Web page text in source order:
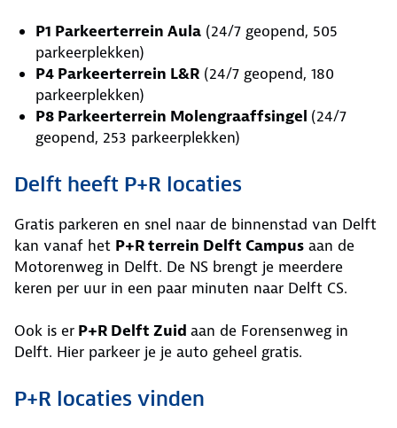
P1 Parkeerterrein Aula (24/7 geopend, 505
parkeerplekken)
P4 Parkeerterrein L&R (24/7 geopend, 180
parkeerplekken)
P8 Parkeerterrein Molengraaffsingel (24/7
geopend, 253 parkeerplekken)
Delft heeft P+R locaties
Gratis parkeren en snel naar de binnenstad van Delft
kan vanaf het P+R terrein Delft Campus aan de
Motorenweg in Delft. De NS brengt je meerdere
keren per uur in een paar minuten naar Delft CS.
Ook is er P+R Delft Zuid aan de Forensenweg in
Delft. Hier parkeer je je auto geheel gratis.
P+R locaties vinden